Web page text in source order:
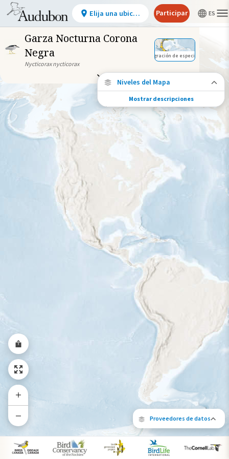
Garza Nocturna Corona
Negra
Nycticorax nycticorax
Migración de especies
Proveedores de datos
Niveles del Mapa
Conexiones de especies
Elija cualquier ubicación en el mapa para
ver dónde más se han vuelto a encontrar
aves marcadas de esta especie.
Ubicaciones con disponibilidad
Ubicaciones conectadas
Gama de especies por estación
Gama de verano
Rango de invierno
Rango a lo largo del año
Mostrar descripciones
Elija una ubicación Participar